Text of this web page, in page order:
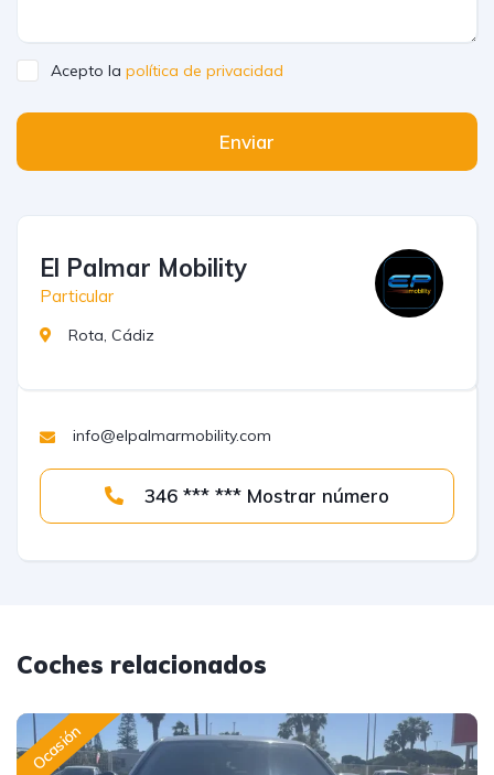
Acepto la política de privacidad
Enviar
El Palmar Mobility
Particular
Rota, Cádiz
info@elpalmarmobility.com
346 *** *** Mostrar número
Coches relacionados
Ocasión